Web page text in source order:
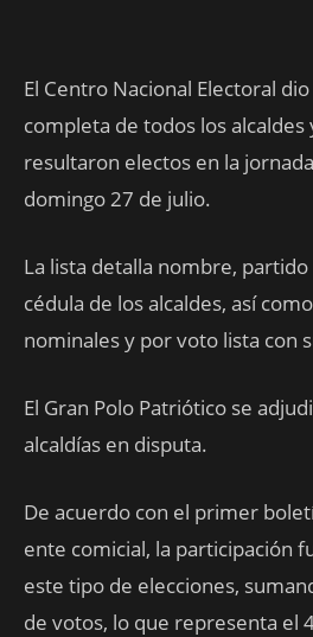
El Centro Nacional Electoral
completa de todos los alcaldes
resultaron electos en la
domingo 27 de julio.
La lista detalla nombre,
cédula de los alcaldes, así
nominales y por voto lista con
El Gran Polo Patriótico se
alcaldías en disputa.
De acuerdo con el primer
ente comicial, la participación
este tipo de elecciones,
de votos, lo que representa el